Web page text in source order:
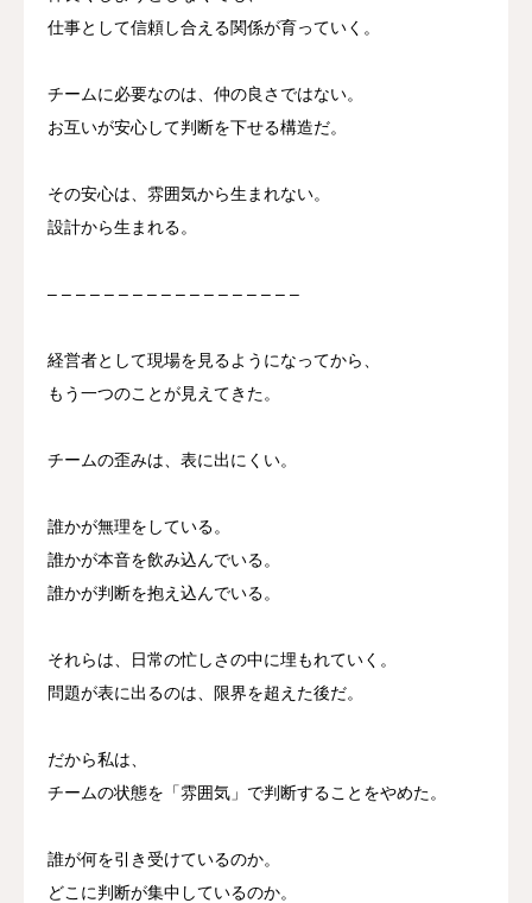
仕事として信頼し合える関係が育っていく。
チームに必要なのは、仲の良さではない。
お互いが安心して判断を下せる構造だ。
その安心は、雰囲気から生まれない。
設計から生まれる。
– – – – – – – – – – – – – – – – – –
経営者として現場を見るようになってから、
もう一つのことが見えてきた。
チームの歪みは、表に出にくい。
誰かが無理をしている。
誰かが本音を飲み込んでいる。
誰かが判断を抱え込んでいる。
それらは、日常の忙しさの中に埋もれていく。
問題が表に出るのは、限界を超えた後だ。
だから私は、
チームの状態を「雰囲気」で判断することをやめた。
誰が何を引き受けているのか。
どこに判断が集中しているのか。